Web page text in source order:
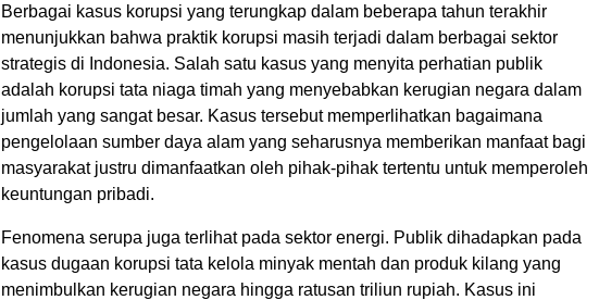
Berbagai kasus korupsi yang terungkap dalam beberapa tahun terakhir
menunjukkan bahwa praktik korupsi masih terjadi dalam berbagai sektor
strategis di Indonesia. Salah satu kasus yang menyita perhatian publik
adalah korupsi tata niaga timah yang menyebabkan kerugian negara dalam
jumlah yang sangat besar. Kasus tersebut memperlihatkan bagaimana
pengelolaan sumber daya alam yang seharusnya memberikan manfaat bagi
masyarakat justru dimanfaatkan oleh pihak-pihak tertentu untuk memperoleh
keuntungan pribadi.
Fenomena serupa juga terlihat pada sektor energi. Publik dihadapkan pada
kasus dugaan korupsi tata kelola minyak mentah dan produk kilang yang
menimbulkan kerugian negara hingga ratusan triliun rupiah. Kasus ini